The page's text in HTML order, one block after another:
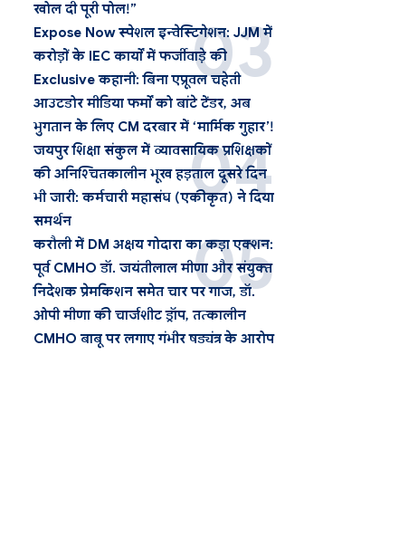
खोल दी पूरी पोल!”
Expose Now स्पेशल इन्वेस्टिगेशन: JJM में
करोड़ों के IEC कार्यों में फर्जीवाड़े की
Exclusive कहानी: बिना एप्रूवल चहेती
आउटडोर मीडिया फर्मों को बांटे टेंडर, अब
भुगतान के लिए CM दरबार में ‘मार्मिक गुहार’!
जयपुर शिक्षा संकुल में व्यावसायिक प्रशिक्षकों
की अनिश्चितकालीन भूख हड़ताल दूसरे दिन
भी जारी: कर्मचारी महासंघ (एकीकृत) ने दिया
समर्थन
करौली में DM अक्षय गोदारा का कड़ा एक्शन:
पूर्व CMHO डॉ. जयंतीलाल मीणा और संयुक्त
निदेशक प्रेमकिशन समेत चार पर गाज, डॉ.
ओपी मीणा की चार्जशीट ड्रॉप, तत्कालीन
CMHO बाबू पर लगाए गंभीर षड्यंत्र के आरोप